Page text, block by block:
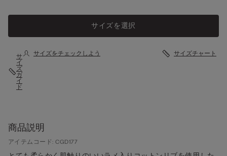
サイズを選択
サ
イ
ズ
ガ
イ
ド
サイズをチェックしよう サイズチャート
商品説明
アイテムコード: CGD177